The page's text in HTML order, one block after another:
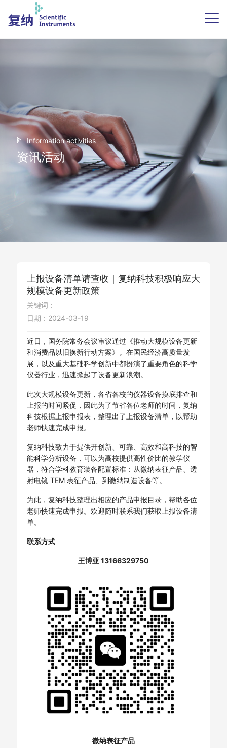
Information activities
资讯活动
上报设备清单请查收｜复纳科技积极响应大
规模设备更新政策
关键词：
日期：2024-03-19
近日，国务院常务会议审议通过《推动大规模设备更新
和消费品以旧换新行动方案》。在国民经济高质量发
展，以及重大基础科学创新中都扮演了重要角色的科学
仪器行业，迅速掀起了设备更新浪潮。
此次大规模设备更新，各省各校的仪器设备摸底排查和
上报的时间紧促，因此为了节省各位老师的时间，复纳
科技根据上报申报表，整理出了上报设备清单，以帮助
老师快速完成申报。
复纳科技致力于提供开创新、可靠、高效和高科技的智
能科学分析设备，可以为高校提供高性价比的教学仪
器，符合学科教育装备配置标准：从微纳表征产品、透
射电镜 TEM 表征产品、到微纳制造设备等。
为此，复纳科技整理出相应的产品申报目录，帮助各位
老师快速完成申报。欢迎随时联系我们获取上报设备清
单。
联系方式
王博亚 13166329750
微纳表征产品